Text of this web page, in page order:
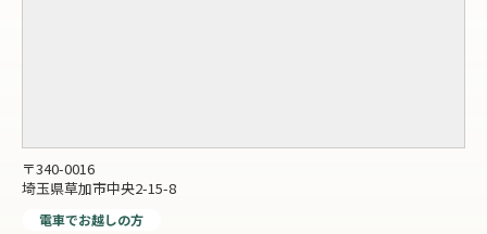
〒340-0016
埼玉県草加市中央2-15-8
電車でお越しの方